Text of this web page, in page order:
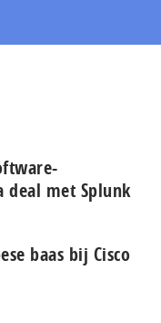
deal met Splunk
baas bij Cisco